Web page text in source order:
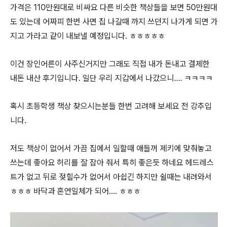
가격은 110만원대로 비싸요 다른 비슷한 책상들을 보면 50만원대
도 있는데 어짜피 한번 사면 집 나갈때 까지 쓰던지 나가게 되면 가
지고 가라고 같이 내보낼 예정입니다. ㅎㅎㅎㅎㅎ
이건 장인어른이 사주신거지만 그래도 직접 내가 돈내고 결제한
내돈 내산 후기입니다. 일단 우리 지갑에서 나갔으니.... ㅋㅋㅋㅋ
혹시 초등학생 책상 찾으시는분들 한번 고려해 보세요 전 강추입
니다.
저도 책상이 없어서 가끔 집에서 일할때 애들꺼 제키에 맞춰놓고
쓰는데 좋아요 허리를 잘 잡아 줘서 특히 좋은듯 하네요 헤드레스
트가 없고 뒤로 젖힐수가 없어서 아쉽긴 하지만 쉴때는 내려와서
ㅎㅎㅎ 바닥과 혼연일체가 되어.... ㅎㅎㅎ